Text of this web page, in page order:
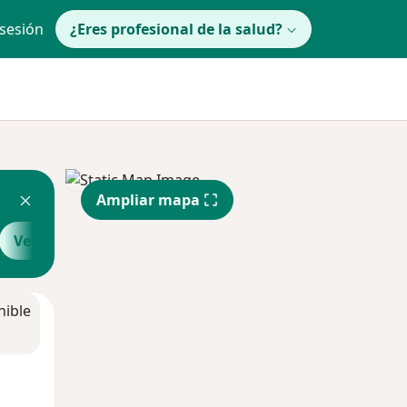
¿Eres profesional de la salud?
Ver más
Ampliar mapa